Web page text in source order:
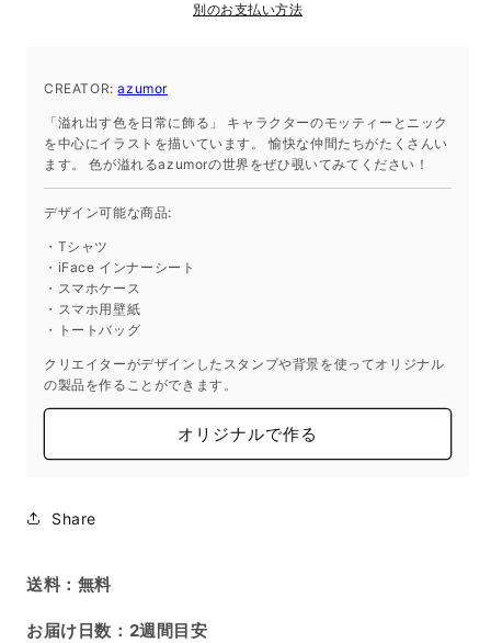
ッ
グ
L
サ
イ
ズ
の
数
量
を
ら
す
ッ
グ
L
サ
イ
ズ
数
や
す
別のお支払い方法
CREATOR:azumor
「溢れ出す色を日常に飾る」 キャラクターのモッティーとニック
を中心にイラストを描いています。 愉快な仲間たちがたくさんい
ます。 色が溢れるazumorの世界をぜひ覗いてみてください！
デザイン可能な商品:
・Tシャツ
・iFace インナーシート
・スマホケース
・スマホ用壁紙
・トートバッグ
クリエイターがデザインしたスタンプや背景を使ってオリジナル
の製品を作ることができます。
オリジナルで作る
Share
送料：無料
お届け日数：2週間目安